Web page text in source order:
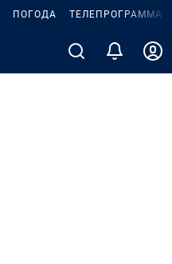
ПОГОДА ТЕЛЕПРОГРАММА